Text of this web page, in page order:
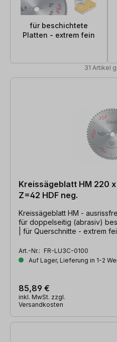
für beschichtete
Platten - extrem fein
31 Artikel
31 Artikel gefunden
Kreissägeblatt HM 220
Z=42 HDF neg.
Kreissägeblatt HM -
für doppelseitig (abrasiv)
| für Querschnitte - extrem
Art.-Nr.: FR-LU3C-0100
Auf Lager, Lieferung in 1-2
85,89 €
inkl. MwSt. zzgl.
Versandkosten